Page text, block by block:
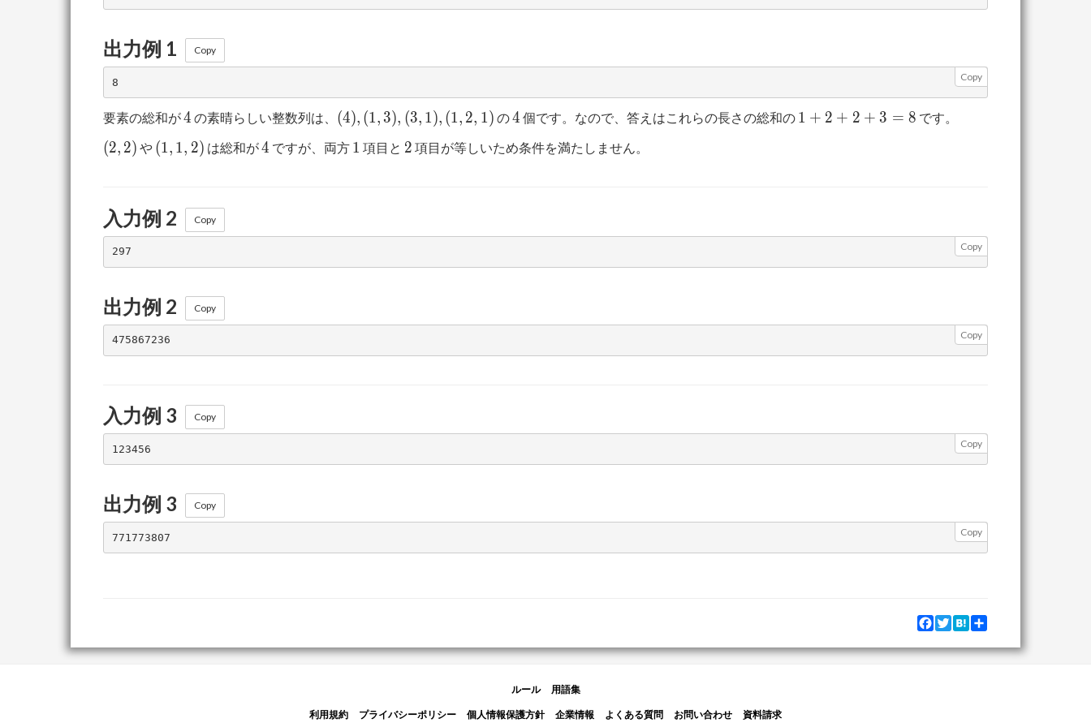
出力例 1 Copy
Copy
要素の総和が4
4 の素晴らしい整数列は、 (4),
(3,1),
(4), (1, 3), (3, 1), (1, 2, 1) の4
4 個です。なので、答えはこれらの長さの総和の 1+2+2+3=8
1 + 2 + 2 + 3 = 8 です。
(2,2)
(2, 2) や (1,1,2)
(1, 1, 2) は総和が4
4 ですが、両方 1
1 項目と 2
2 項目が等しいため条件を満たしません。
入力例 2 Copy
Copy
出力例 2 Copy
Copy
入力例 3 Copy
Copy
出力例 3 Copy
Copy
Facebook
Twitter
Hatena
ルール 用語集
利用規約 プライバシーポリシー 個人情報保護方針 企業情報 よくある質問 お問い合わせ 資料請求